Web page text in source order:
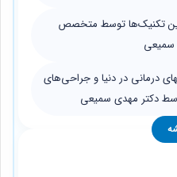
تکنیک‌ها توسط متخصص
سمیعی
درمانی در دنیا و جراحی‌های
دکتر مهدی سمیعی